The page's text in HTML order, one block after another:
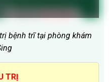
bệnh trĩ tại phòng khám
TRỊ